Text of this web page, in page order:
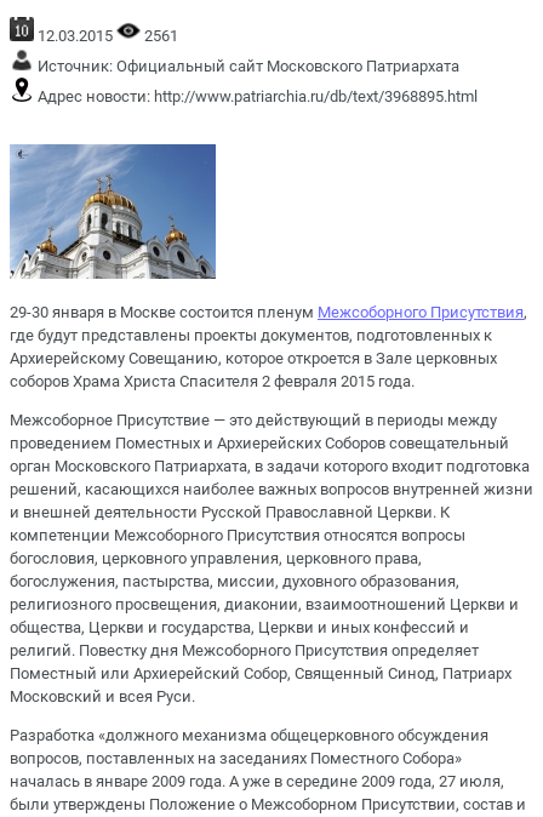
12.03.2015
2561
Источник: Официальный сайт Московского Патриархата
Адрес новости: http://www.patriarchia.ru/db/text/3968895.html
29-30 января в Москве состоится пленум Межсоборного Присутствия,
где будут представлены проекты документов, подготовленных к
Архиерейскому Совещанию, которое откроется в Зале церковных
соборов Храма Христа Спасителя 2 февраля 2015 года.
Межсоборное Присутствие — это действующий в периоды между
проведением Поместных и Архиерейских Соборов совещательный
орган Московского Патриархата, в задачи которого входит подготовка
решений, касающихся наиболее важных вопросов внутренней жизни
и внешней деятельности Русской Православной Церкви. К
компетенции Межсоборного Присутствия относятся вопросы
богословия, церковного управления, церковного права,
богослужения, пастырства, миссии, духовного образования,
религиозного просвещения, диаконии, взаимоотношений Церкви и
общества, Церкви и государства, Церкви и иных конфессий и
религий. Повестку дня Межсоборного Присутствия определяет
Поместный или Архиерейский Собор, Священный Синод, Патриарх
Московский и всея Руси.
Разработка «должного механизма общецерковного обсуждения
вопросов, поставленных на заседаниях Поместного Собора»
началась в январе 2009 года. А уже в середине 2009 года, 27 июля,
были утверждены Положение о Межсоборном Присутствии, состав и